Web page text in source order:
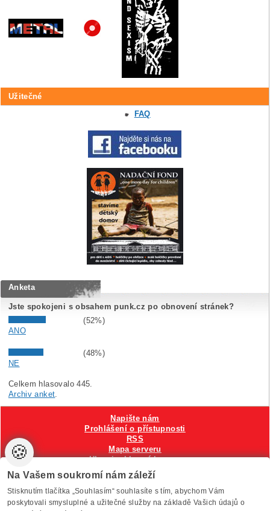
Užitečné
FAQ
Anketa
Jste spokojeni s obsahem punk.cz po obnovení stránek?
(52%)
ANO
(48%)
NE
Celkem hlasovalo 445.
Archiv anket.
VytvořiloAnawe , provozuje Anawe a Špína
Napište nám
Prohlášení o přístupnosti
RSS
Mapa serveru
Hlavni reklamní banner
Nastavení cookies
🍪
Na Vašem soukromí nám záleží
Stisknutím tlačítka „Souhlasím“ souhlasíte s tím, abychom Vám
poskytovali smysluplné a užitečné služby na základě Vašich údajů o